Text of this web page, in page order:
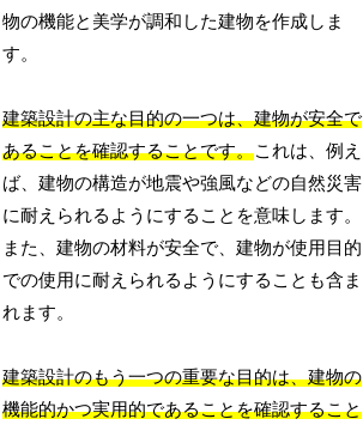
物の機能と美学が調和した建物を作成しま
す。
建築設計の主な目的の一つは、建物が安全で
あることを確認することです。これは、例え
ば、建物の構造が地震や強風などの自然災害
に耐えられるようにすることを意味します。
また、建物の材料が安全で、建物が使用目的
での使用に耐えられるようにすることも含ま
れます。
建築設計のもう一つの重要な目的は、建物の
機能的かつ実用的であることを確認すること